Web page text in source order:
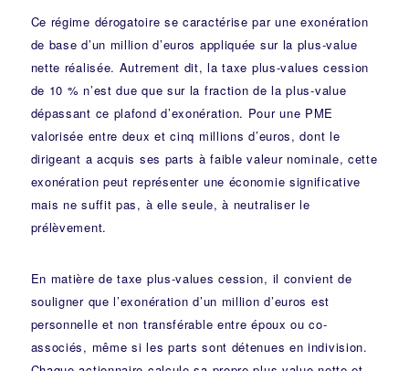
Ce régime dérogatoire se caractérise par une exonération
de base d’un million d’euros appliquée sur la plus-value
nette réalisée. Autrement dit, la taxe plus-values cession
de 10 % n’est due que sur la fraction de la plus-value
dépassant ce plafond d’exonération. Pour une PME
valorisée entre deux et cinq millions d’euros, dont le
dirigeant a acquis ses parts à faible valeur nominale, cette
exonération peut représenter une économie significative
mais ne suffit pas, à elle seule, à neutraliser le
prélèvement.
En matière de taxe plus-values cession, il convient de
souligner que l’exonération d’un million d’euros est
personnelle et non transférable entre époux ou co-
associés, même si les parts sont détenues en indivision.